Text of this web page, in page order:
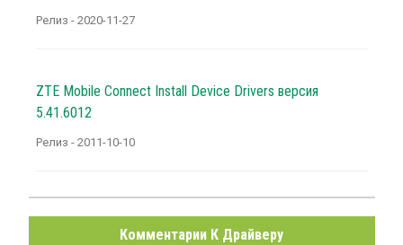
Релиз - 2020-11-27
ZTE Mobile Connect Install Device Drivers версия
5.41.6012
Релиз - 2011-10-10
Комментарии К Драйверу